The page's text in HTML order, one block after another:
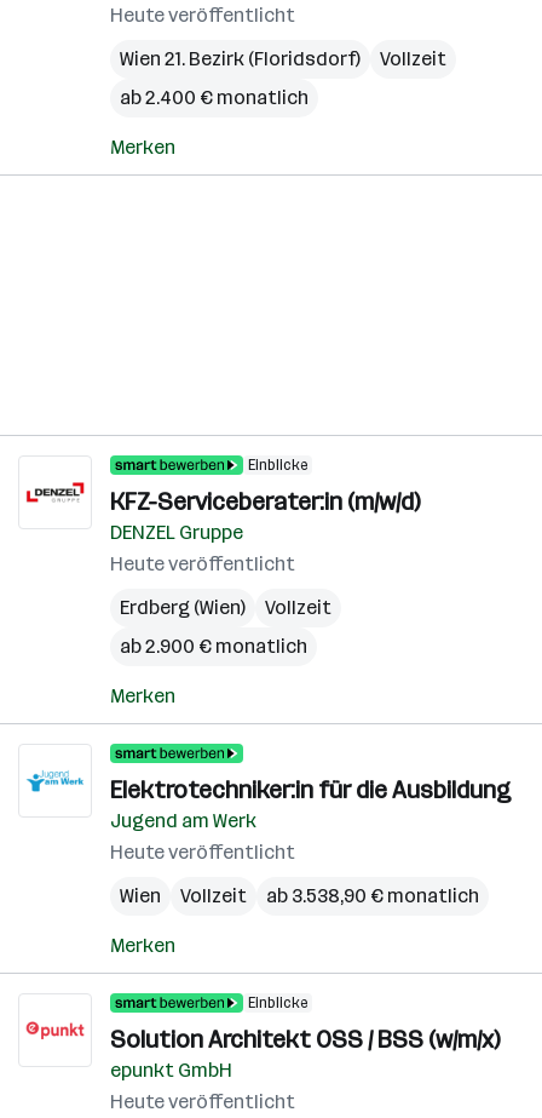
Heute veröffentlicht
Wien 21. Bezirk (Floridsdorf)
Vollzeit
ab 2.400 € monatlich
Merken
Einblicke
KFZ-Serviceberater:in (m/w/d)
DENZEL Gruppe
Heute veröffentlicht
Erdberg (Wien)
Vollzeit
ab 2.900 € monatlich
Merken
Elektrotechniker:in für die Ausbildung
Jugend am Werk
Heute veröffentlicht
Wien
Vollzeit ab 3.538,90 € monatlich
Merken
Einblicke
Solution Architekt OSS / BSS (w/m/x)
epunkt GmbH
Heute veröffentlicht